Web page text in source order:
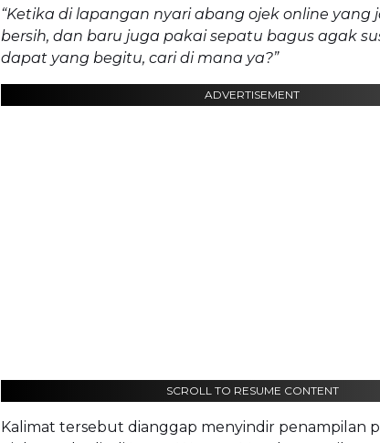
“Ketika di lapangan nyari abang ojek online yang
bersih, dan baru juga pakai sepatu bagus agak
dapat yang begitu, cari di mana ya?”
ADVERTISEMENT
SCROLL TO RESUME CONTENT
Kalimat tersebut dianggap menyindir penampilan